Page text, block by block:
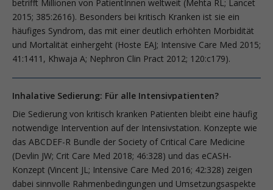
betrifft Millio­nen von PatientInnen weltweit (Mehta RL; Lancet
2015; 385:2616). Besonders bei kritisch Kranken ist sie ein
häufiges Syndrom, das mit einer deutlich erhöhten Morbidität
und Mortalität einhergeht (Hoste EAJ; Intensive Care Med 2015;
41:1411, Khwaja A; Nephron Clin Pract 2012; 120:c179).
Inhalative Sedierung: Für alle Intensivpatienten?
Die Sedierung von kritisch kranken Patienten bleibt eine häufig
notwendige Intervention auf der Intensivstation. Konzepte wie
das ABCDEF-R Bundle der Society of Critical Care Medicine
(Devlin JW; Crit Care Med 2018; 46:328) und das eCASH-
Konzept (Vincent JL; Intensive Care Med 2016; 42:328) zeigen
dabei sinnvolle Rahmenbedingungen und Umsetzungsaspekte